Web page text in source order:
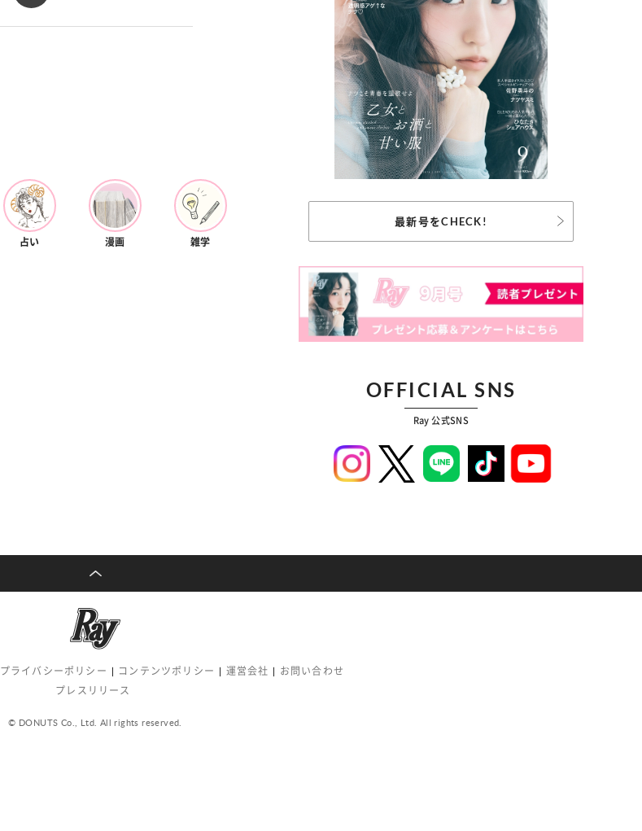
最新号をCHECK!
OFFICIAL SNS
Ray 公式SNS
占い 漫画 雑学
プライバシーポリシー コンテンツポリシー 運営会社
お問い合わせ
プレスリリース
© DONUTS Co., Ltd. All rights reserved.